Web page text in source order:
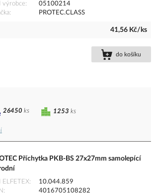
výrobce
05100214
PROTEC.CLASS
41,56 Kč/ks
do košíku
1253 ks
26450 ks
Příchytka PKB-BS 27x27mm samolepící
ELFETEX
10.044.859
4016705108282